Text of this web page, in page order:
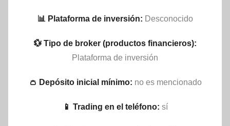
📊 Plataforma de inversión: Desconocido
💱 Tipo de broker (productos financieros):
Plataforma de inversión
👛 Depósito inicial mínimo: no es mencionado
📱 Trading en el teléfono: sí